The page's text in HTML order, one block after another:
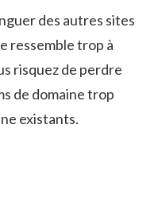
des autres sites
ressemble trop à
risquez de perdre
de domaine trop
existants.